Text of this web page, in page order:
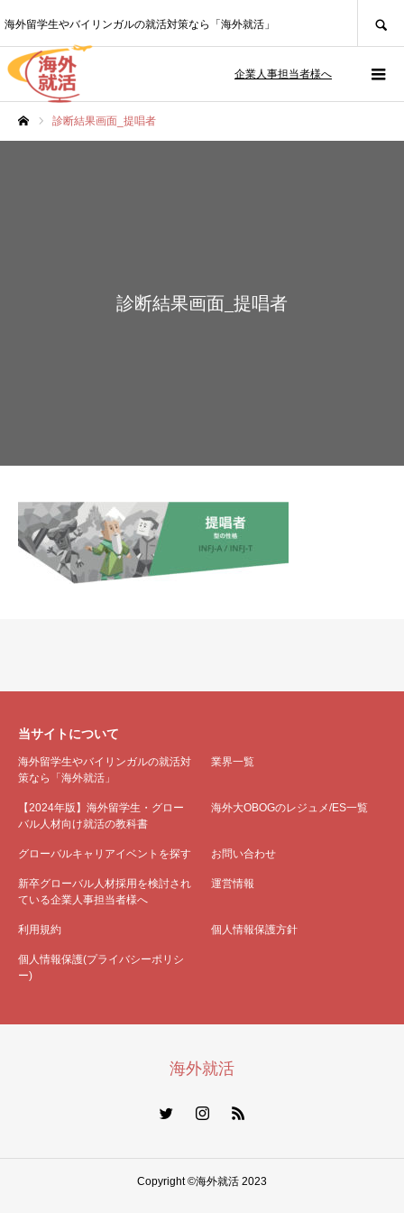
海外留学生やバイリンガルの就活対策なら「海外就活」
企業人事担当者様へ
診断結果画面_提唱者
診断結果画面_提唱者
当サイトについて
海外留学生やバイリンガルの就活対
策なら「海外就活」
業界一覧
【2024年版】海外留学生・グロー
バル人材向け就活の教科書
海外大OBOGのレジュメ/ES一覧
グローバルキャリアイベントを探す お問い合わせ
新卒グローバル人材採用を検討され
ている企業人事担当者様へ
運営情報
利用規約 個人情報保護方針
個人情報保護(プライバシーポリシ
ー)
海外就活
Copyright ©海外就活 2023